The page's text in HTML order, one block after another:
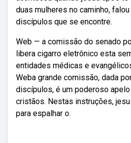
duas mulheres no caminho,
discípulos que se encontre.
Web — a comissão do senado
libera cigarro eletrônico esta
entidades médicas e
Weba grande comissão, dada
discípulos, é um poderoso apelo
cristãos. Nestas instruções,
para espalhar o.